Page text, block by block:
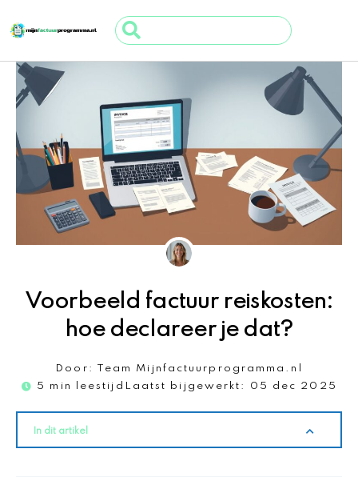
naar
de
inhoud
Search
...
Voorbeeld factuur reiskosten:
hoe declareer je dat?
Door:
Team Mijnfactuurprogramma.nl
5 min leestijd Laatst bijgewerkt: 05 dec 2025
In dit artikel